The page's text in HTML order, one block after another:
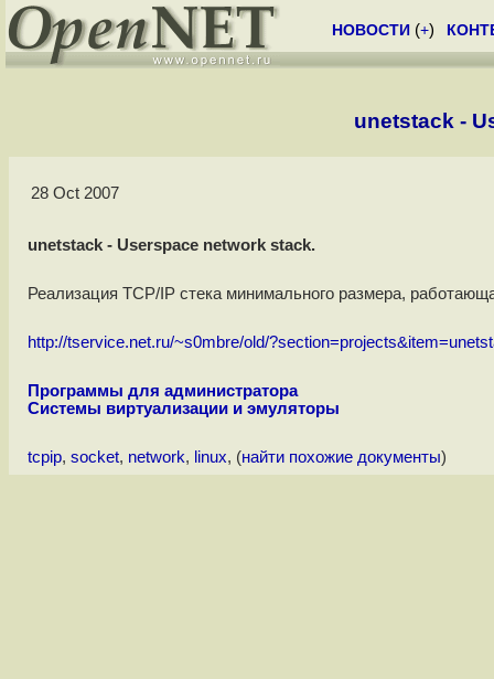
НОВОСТИ (+)
unetstack -
28 Oct 2007
unetstack - Userspace network stack.
Реализация TCP/IP стека минимального размера,
http://tservice.net.ru/~s0mbre/old/
Программы для администратора
Системы виртуализации и эмуляторы
tcpip, socket, network, linux, (найти похожие документы)